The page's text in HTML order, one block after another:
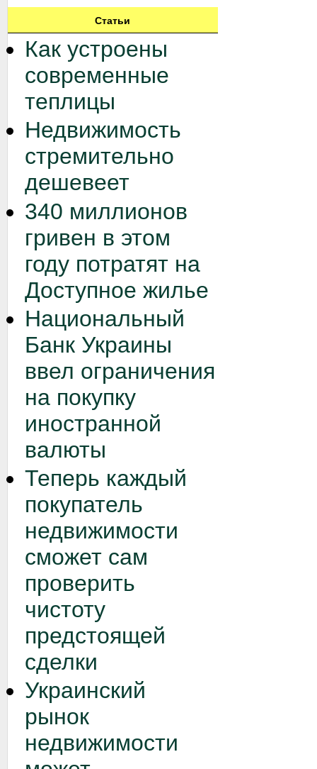
Статьи
Как устроены
современные
теплицы
Недвижимость
стремительно
дешевеет
340 миллионов
гривен в этом
году потратят на
Доступное жилье
Национальный
Банк Украины
ввел ограничения
на покупку
иностранной
валюты
Теперь каждый
покупатель
недвижимости
сможет сам
проверить
чистоту
предстоящей
сделки
Украинский
рынок
недвижимости